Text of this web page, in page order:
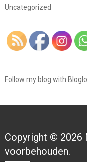
Uncategorized
Follow my blog with
Copyright © 2026
voorbehouden.